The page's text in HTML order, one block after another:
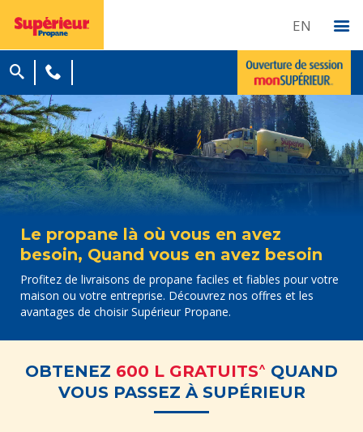
EN
Le propane là où vous en avez
besoin, Quand vous en avez besoin
Profitez de livraisons de propane faciles et fiables pour votre
maison ou votre entreprise. Découvrez nos offres et les
avantages de choisir Supérieur Propane.
OBTENEZ 600 L GRATUITS^ QUAND
VOUS PASSEZ À SUPÉRIEUR